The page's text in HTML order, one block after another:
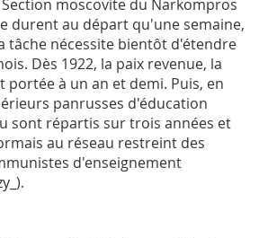
moscovite du Narkompros
durent au départ qu'une semaine,
tâche nécessite bientôt d'étendre
Dès 1922, la paix revenue, la
portée à un an et demi. Puis, en
panrusses d'éducation
sont répartis sur trois années et
au réseau restreint des
d'enseignement